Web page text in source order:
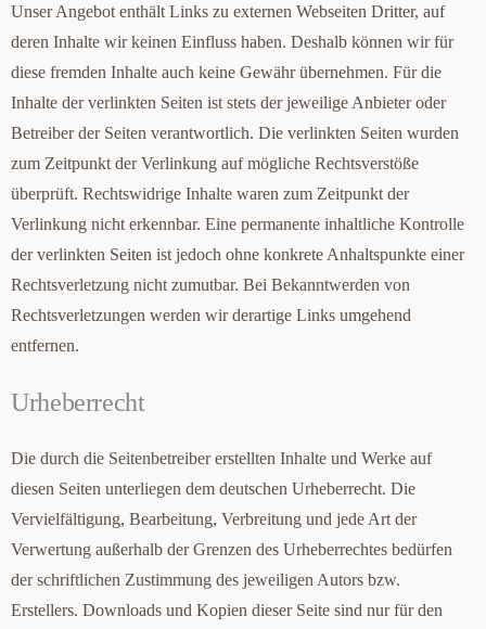
Unser Angebot enthält Links zu externen Webseiten Dritter, auf
deren Inhalte wir keinen Einfluss haben. Deshalb können wir für
diese fremden Inhalte auch keine Gewähr übernehmen. Für die
Inhalte der verlinkten Seiten ist stets der jeweilige Anbieter oder
Betreiber der Seiten verantwortlich. Die verlinkten Seiten wurden
zum Zeitpunkt der Verlinkung auf mögliche Rechtsverstöße
überprüft. Rechtswidrige Inhalte waren zum Zeitpunkt der
Verlinkung nicht erkennbar. Eine permanente inhaltliche Kontrolle
der verlinkten Seiten ist jedoch ohne konkrete Anhaltspunkte einer
Rechtsverletzung nicht zumutbar. Bei Bekanntwerden von
Rechtsverletzungen werden wir derartige Links umgehend
entfernen.
Urheberrecht
Die durch die Seitenbetreiber erstellten Inhalte und Werke auf
diesen Seiten unterliegen dem deutschen Urheberrecht. Die
Vervielfältigung, Bearbeitung, Verbreitung und jede Art der
Verwertung außerhalb der Grenzen des Urheberrechtes bedürfen
der schriftlichen Zustimmung des jeweiligen Autors bzw.
Erstellers. Downloads und Kopien dieser Seite sind nur für den